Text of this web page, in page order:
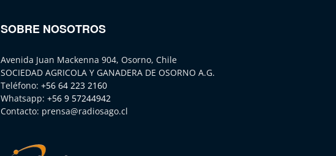
SOBRE NOSOTROS
Avenida Juan Mackenna 904, Osorno, Chile
SOCIEDAD AGRICOLA Y GANADERA DE OSORNO A.G.
Teléfono: +56 64 223 2160
Whatsapp: +56 9 57244942
Contacto: prensa@radiosago.cl